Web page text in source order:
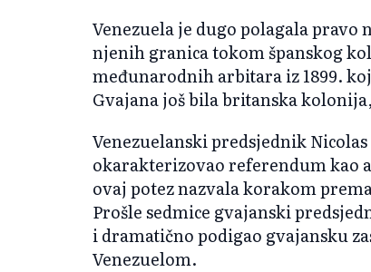
Venezuela je dugo polagala
njenih granica tokom španskog
međunarodnih arbitara iz 1899.
Gvajana još bila britanska
Venezuelanski predsjednik
okarakterizovao referendum kao
ovaj potez nazvala korakom
Prošle sedmice gvajanski
i dramatično podigao gvajansku
Venezuelom.